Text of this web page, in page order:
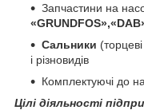
Запчастини на
Сальники
і різновидів
Комплектуючі до
Цілі діяльності